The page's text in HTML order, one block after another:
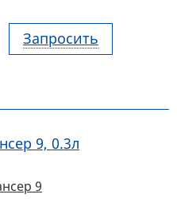
Запросить
9, 0.3л
9